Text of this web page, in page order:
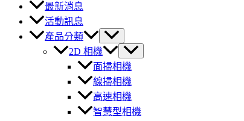
最新消息
活動訊息
產品分類
2D 相機
面掃相機
線掃相機
高速相機
智慧型相機